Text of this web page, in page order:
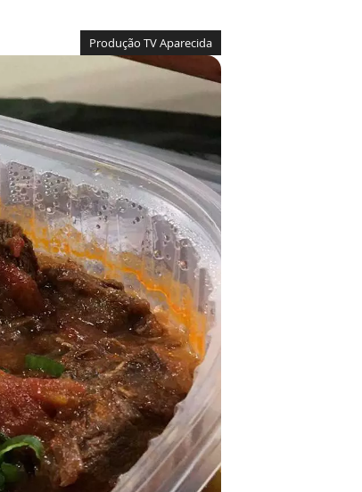
Produção TV Aparecida